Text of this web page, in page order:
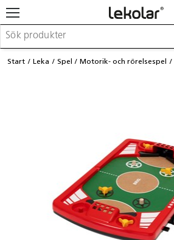
Möbler & inredning
Logga in / Registrera dig
Hitta din säljare
Kontakta Lekolar
Start Leka Spel Motorik- och rörelsespel